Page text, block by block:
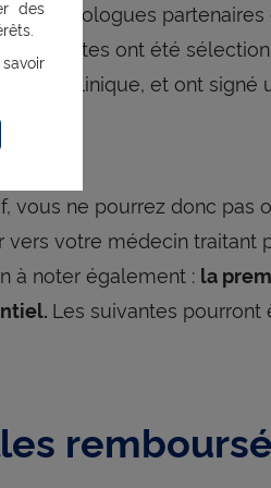
psychologues partenaires
ont été
clinique, et ont signé
vous ne pourrez donc pas
vers votre médecin traitant
à noter également : la
Les suivantes pourront
des